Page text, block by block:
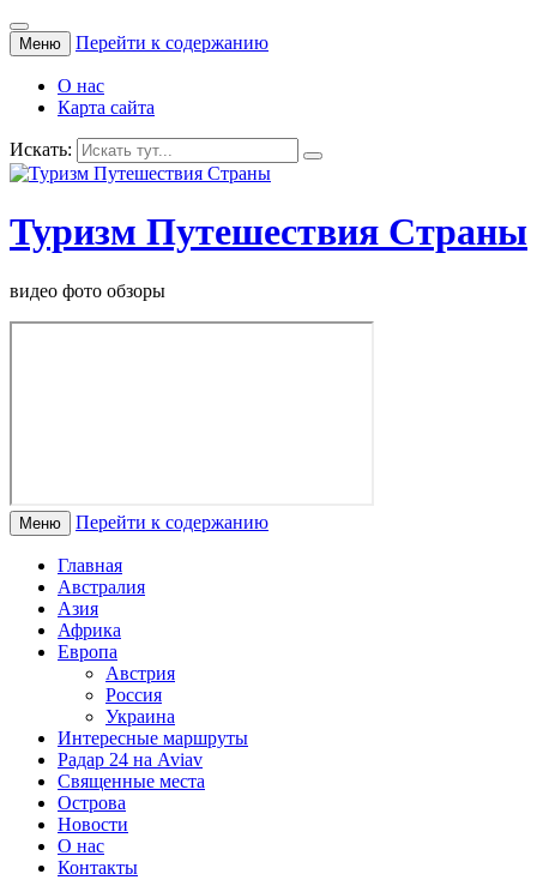
Меню Перейти к содержанию
О нас
Карта сайта
Искать:
Туризм Путешествия Страны
видео фото обзоры
Меню Перейти к содержанию
Главная
Австралия
Азия
Африка
Европа
Австрия
Россия
Украина
Интересные маршруты
Радар 24 на Aviav
Священные места
Острова
Новости
О нас
Контакты